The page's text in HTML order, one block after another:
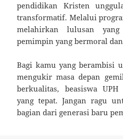
pendidikan Kristen
transformatif. Melalui
melahirkan lulusan
pemimpin yang bermoral
Bagi kamu yang berambisi
mengukir masa depan
berkualitas, beasiswa
yang tepat. Jangan ragu
bagian dari generasi baru